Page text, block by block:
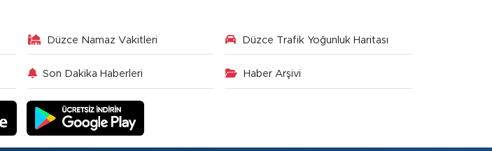
Düzce Namaz Vakitleri Düzce Trafik Yoğunluk Haritası
Son Dakika Haberleri Haber Arşivi